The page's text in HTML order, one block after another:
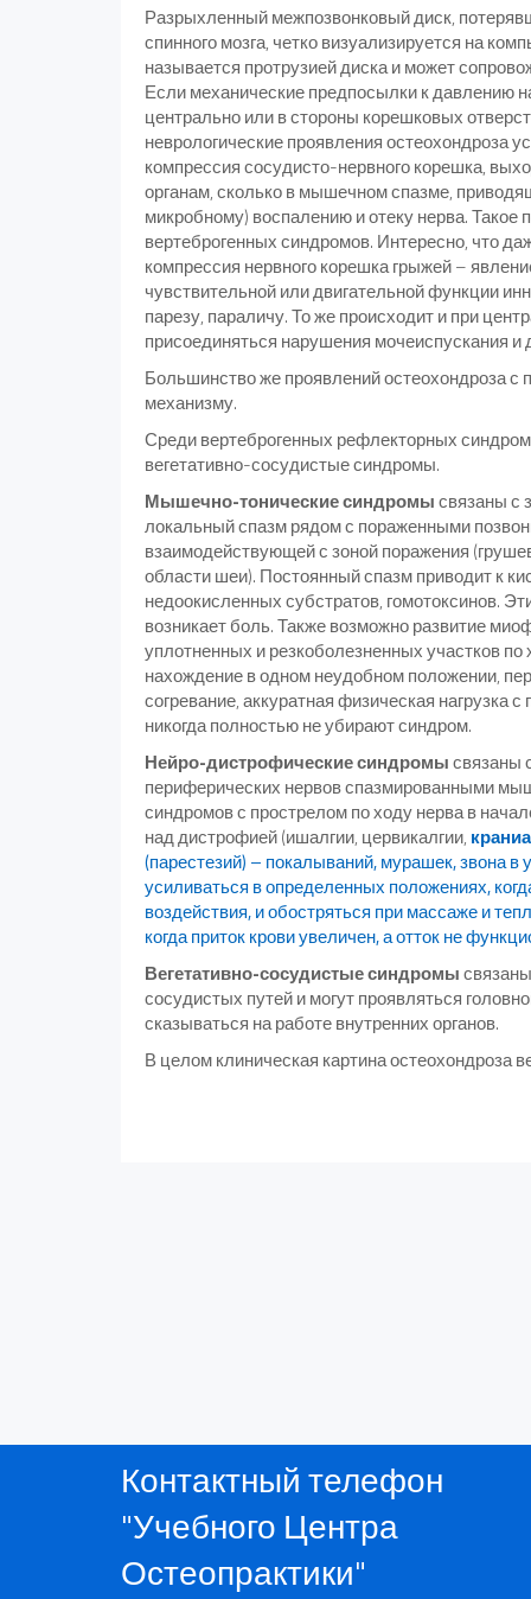
Разрыхленный межпозвонковый диск,
спинного мозга, четко визуализируется на
называется протрузией диска и может
Если механические предпосылки к давлению
центрально или в стороны корешковых
неврологические проявления остеохондроза
компрессия сосудисто-нервного корешка,
органам, сколько в мышечном спазме,
микробному) воспалению и отеку нерва.
вертеброгенных синдромов. Интересно, что
компрессия нервного корешка грыжей –
чувствительной или двигательной функции
парезу, параличу. То же происходит и при
присоединяться нарушения мочеиспускания и
Большинство же проявлений остеохондроза с
механизму.
Среди вертеброгенных рефлекторных
вегетативно-сосудистые синдромы.
Мышечно-тонические синдромысвязаны с
локальный спазм рядом с пораженными
взаимодействующей с зоной поражения
области шеи). Постоянный спазм приводит к
недоокисленных субстратов, гомотоксинов.
возникает боль. Также возможно развитие
уплотненных и резкоболезненных участков
нахождение в одном неудобном положении,
согревание, аккуратная физическая
никогда полностью не убирают синдром.
Нейро-дистрофические синдромысвязаны
периферических нервов спазмированными
синдромов с прострелом по ходу нерва в
над дистрофией (ишалгии, цервикалгии,
(парестезий) – покалываний, мурашек, звона
усиливаться в определенных положениях,
воздействия, и обостряться при массаже и
когда приток крови увеличен, а отток не
Вегетативно-сосудистые синдромы
сосудистых путей и могут проявляться
сказываться на работе внутренних органов.
В целом клиническая картина остеохондроза
Контактный телефон
"Учебного Центра
Остеопрактики"